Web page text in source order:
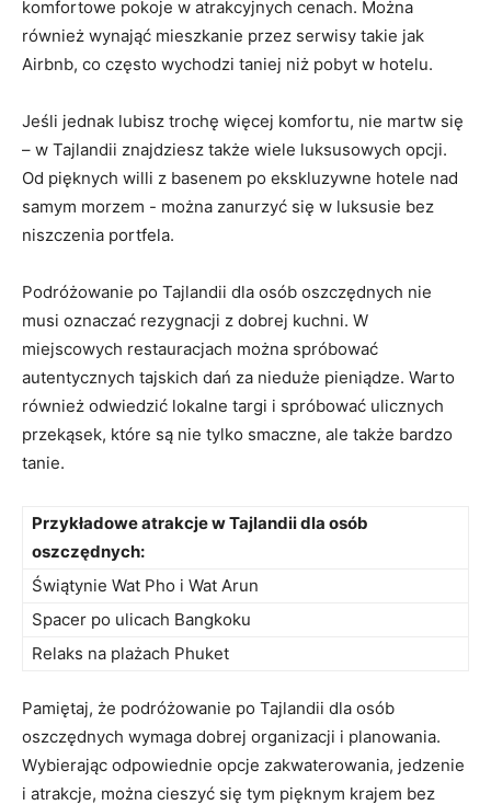
komfortowe pokoje w atrakcyjnych cenach. Można
również⁢ wynająć mieszkanie przez ​serwisy ‍takie jak
Airbnb, co często wychodzi taniej‍ niż pobyt w⁤ hotelu.
Jeśli jednak lubisz trochę więcej komfortu, nie martw się
– w Tajlandii znajdziesz także ⁤wiele luksusowych‍ opcji.​
Od pięknych willi z ⁣basenem‍ po ekskluzywne hotele nad
samym morzem -​ można zanurzyć się w luksusie ⁤bez
niszczenia portfela.
Podróżowanie po‌ Tajlandii dla osób oszczędnych nie
musi oznaczać rezygnacji z ⁤dobrej ‌kuchni. W
miejscowych restauracjach można ​spróbować​
autentycznych tajskich dań za nieduże pieniądze. Warto
również odwiedzić lokalne targi i spróbować ulicznych
przekąsek, które są​ nie tylko smaczne, ale także⁣ bardzo
tanie.
Przykładowe atrakcje⁢ w Tajlandii dla osób
oszczędnych:
Świątynie Wat Pho i ⁢Wat Arun
Spacer po ulicach Bangkoku
Relaks na plażach Phuket
Pamiętaj, że podróżowanie po Tajlandii dla osób
oszczędnych⁢ wymaga dobrej organizacji⁤ i planowania.
Wybierając odpowiednie opcje zakwaterowania,‍ jedzenie
i​ atrakcje, można cieszyć się tym pięknym krajem bez